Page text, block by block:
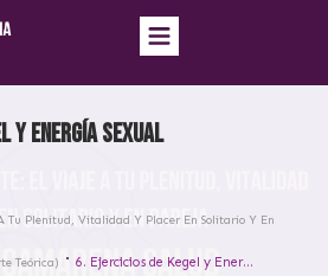
y Energía Sexual
Tu Plenitud, Vitalidad Y Placer En Solitario Y En
Teórica)
6. Ejercicios de Kegel y Energía Sexual